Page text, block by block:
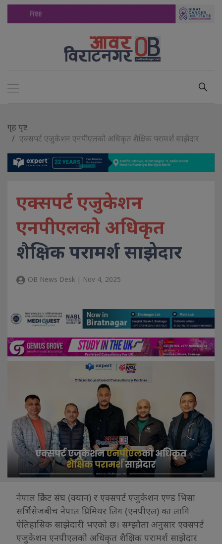
गृह पृष्ट
एक्सपर्ट एजुकेशन एनपीएलको अधिकृत शैक्षिक परामर्श साझेदार
एक्सपर्ट एजुकेशन
एनपीएलको अधिकृत
शैक्षिक परामर्श साझेदार
OB News Desk | Nov 4, 2025
नेपाल क्रिकेट संघ (क्यान) र एक्सपर्ट एजुकेशन एण्ड भिसा
सर्भिसेजबीच नेपाल प्रिमियर लिग (एनपीएल) का लागि
ऐतिहासिक साझेदारी भएको छ। सम्झौता अनुसार एक्सपर्ट
एजुकेशन एनपीएलको अधिकृत शैक्षिक परामर्श साझेदार